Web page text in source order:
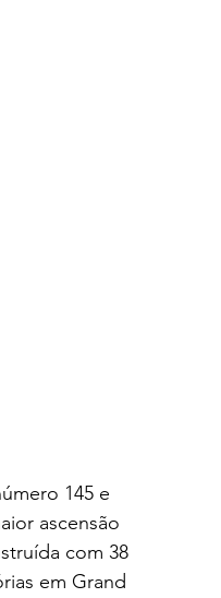
145 e
ascensão
com 38
em Grand